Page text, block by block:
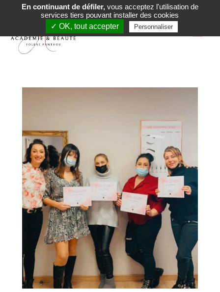
En continuant de défiler,vous acceptez l'utilisation de
services tiers pouvant installer des cookies
✓ OK, tout accepter
Personnaliser